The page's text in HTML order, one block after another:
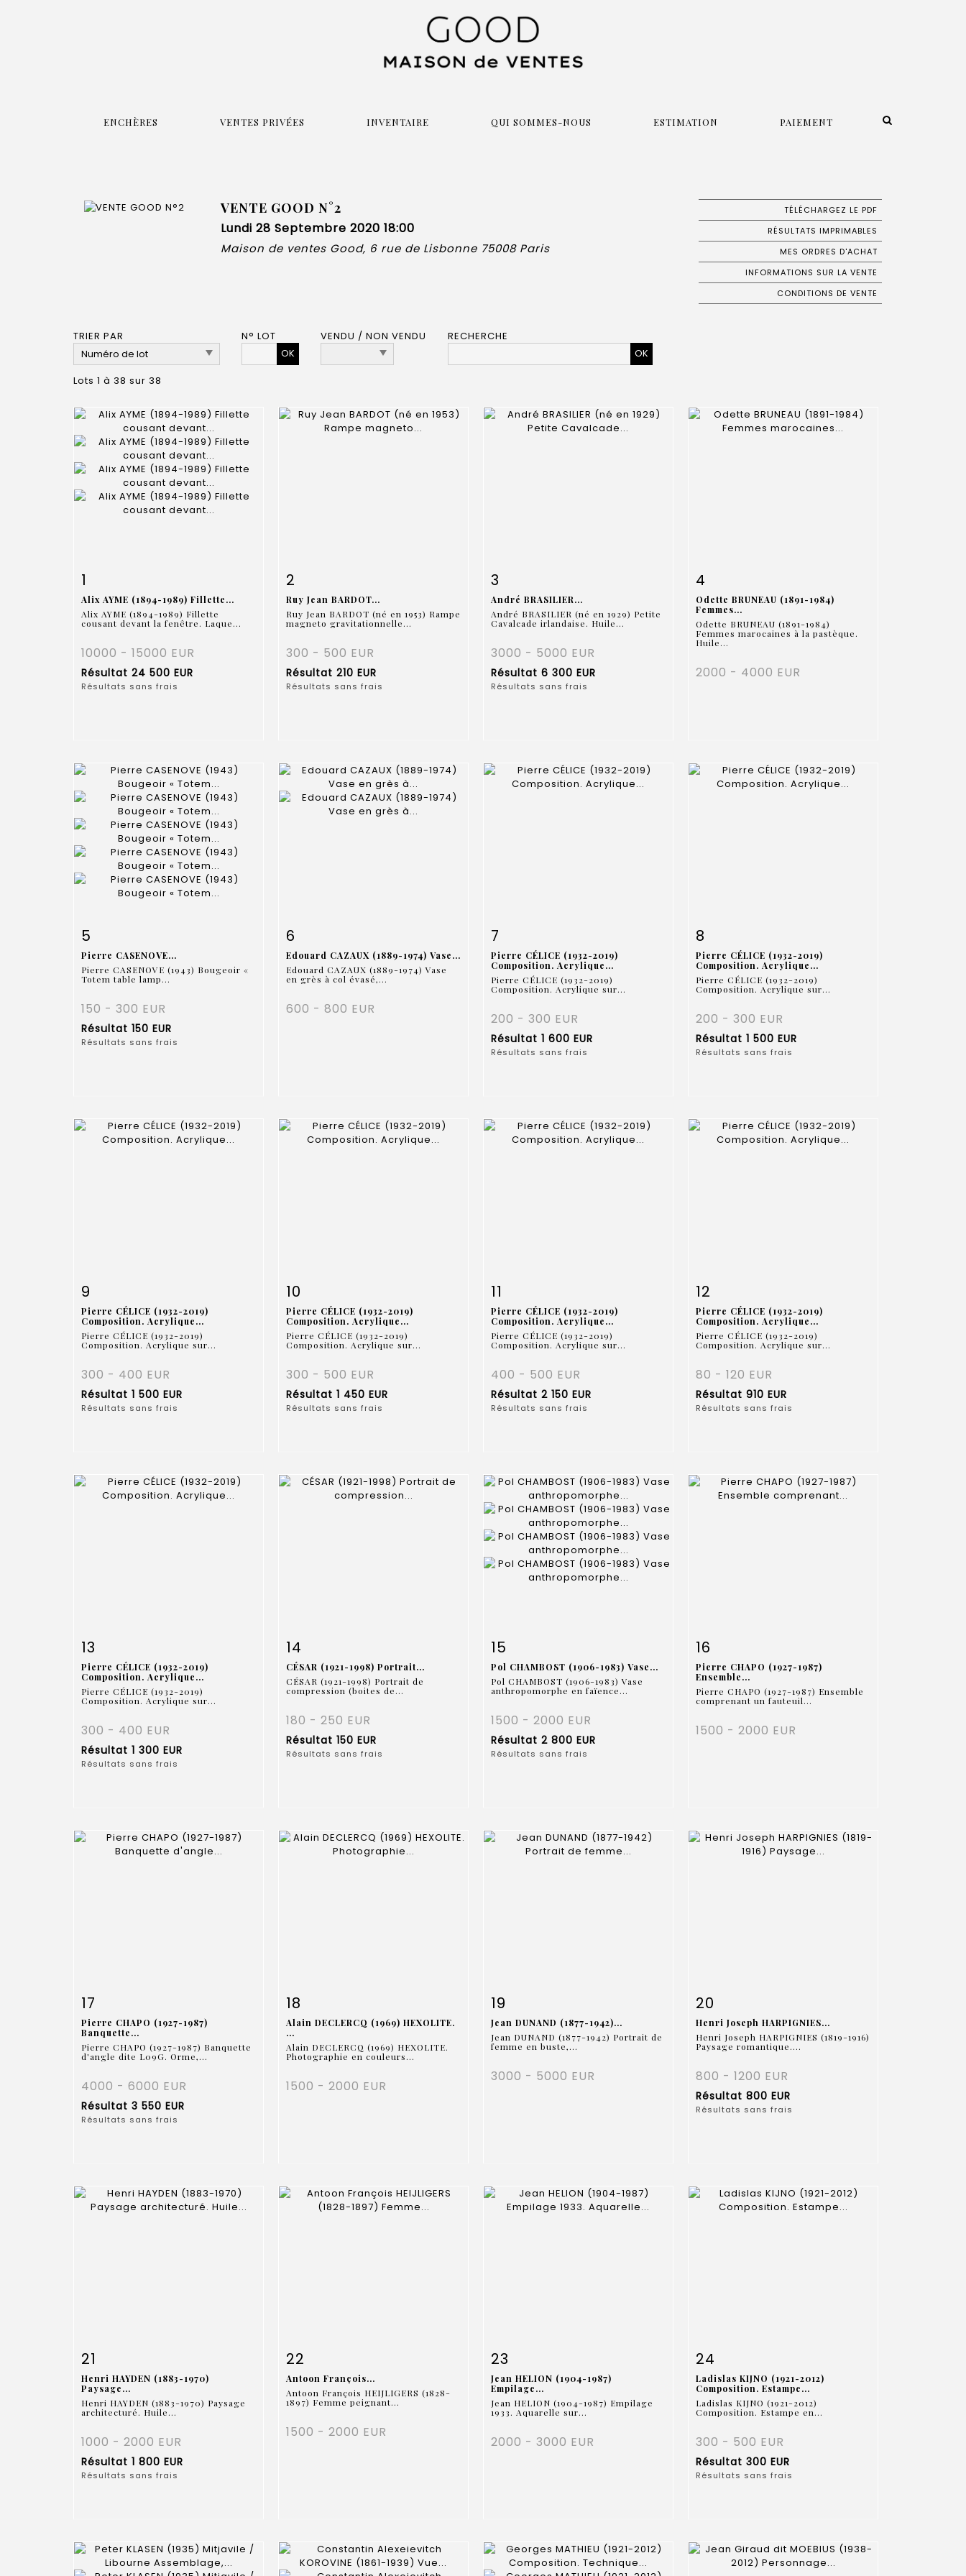
ENCHÈRES VENTES PRIVÉES INVENTAIRE QUI SOMMES-NOUS ESTIMATION PAIEMENT
VENTE GOOD N°2
Lundi 28 Septembre 2020 18:00
Maison de ventes Good, 6 rue de Lisbonne 75008 Paris
TÉLÉCHARGEZ LE PDF
RÉSULTATS IMPRIMABLES
MES ORDRES D'ACHAT
INFORMATIONS SUR LA VENTE
CONDITIONS DE VENTE
TRIER PAR
N° LOT
OK
VENDU / NON VENDU RECHERCHE
Lots 1 à 38 sur 38
1
Alix AYME (1894-1989) Fillette...
Alix AYME (1894-1989) Fillette
cousant devant la fenêtre. Laque...
10000 - 15000 EUR
Résultat 24 500 EUR
Résultats sans frais
Fiche détaillée
2
Ruy Jean BARDOT...
Ruy Jean BARDOT (né en 1953) Rampe
magneto gravitationnelle...
300 - 500 EUR
Résultat 210 EUR
Résultats sans frais
Fiche détaillée
3
André BRASILIER...
André BRASILIER (né en 1929) Petite
Cavalcade irlandaise. Huile...
3000 - 5000 EUR
Résultat 6 300 EUR
Résultats sans frais
Fiche détaillée
4
Odette BRUNEAU (1891-1984)
Femmes...
Odette BRUNEAU (1891-1984)
Femmes marocaines à la pastèque.
Huile...
2000 - 4000 EUR
Fiche détaillée
5
Pierre CASENOVE...
Pierre CASENOVE (1943) Bougeoir «
Totem table lamp...
150 - 300 EUR
Résultat 150 EUR
Résultats sans frais
Fiche détaillée
6
Edouard CAZAUX (1889-1974) Vase...
Edouard CAZAUX (1889-1974) Vase
en grès à col évasé,...
600 - 800 EUR
Fiche détaillée
7
Pierre CÉLICE (1932-2019)
Composition. Acrylique...
Pierre CÉLICE (1932-2019)
Composition. Acrylique sur...
200 - 300 EUR
Résultat 1 600 EUR
Résultats sans frais
Fiche détaillée
8
Pierre CÉLICE (1932-2019)
Composition. Acrylique...
Pierre CÉLICE (1932-2019)
Composition. Acrylique sur...
200 - 300 EUR
Résultat 1 500 EUR
Résultats sans frais
Fiche détaillée
9
Pierre CÉLICE (1932-2019)
Composition. Acrylique...
Pierre CÉLICE (1932-2019)
Composition. Acrylique sur...
300 - 400 EUR
Résultat 1 500 EUR
Résultats sans frais
Fiche détaillée
10
Pierre CÉLICE (1932-2019)
Composition. Acrylique...
Pierre CÉLICE (1932-2019)
Composition. Acrylique sur...
300 - 500 EUR
Résultat 1 450 EUR
Résultats sans frais
Fiche détaillée
11
Pierre CÉLICE (1932-2019)
Composition. Acrylique...
Pierre CÉLICE (1932-2019)
Composition. Acrylique sur...
400 - 500 EUR
Résultat 2 150 EUR
Résultats sans frais
Fiche détaillée
12
Pierre CÉLICE (1932-2019)
Composition. Acrylique...
Pierre CÉLICE (1932-2019)
Composition. Acrylique sur...
80 - 120 EUR
Résultat 910 EUR
Résultats sans frais
Fiche détaillée
13
Pierre CÉLICE (1932-2019)
Composition. Acrylique...
Pierre CÉLICE (1932-2019)
Composition. Acrylique sur...
300 - 400 EUR
Résultat 1 300 EUR
Résultats sans frais
Fiche détaillée
14
CÉSAR (1921-1998) Portrait...
CÉSAR (1921-1998) Portrait de
compression (boites de...
180 - 250 EUR
Résultat 150 EUR
Résultats sans frais
Fiche détaillée
15
Pol CHAMBOST (1906-1983) Vase...
Pol CHAMBOST (1906-1983) Vase
anthropomorphe en faïence...
1500 - 2000 EUR
Résultat 2 800 EUR
Résultats sans frais
Fiche détaillée
16
Pierre CHAPO (1927-1987)
Ensemble...
Pierre CHAPO (1927-1987) Ensemble
comprenant un fauteuil...
1500 - 2000 EUR
Fiche détaillée
17
Pierre CHAPO (1927-1987)
Banquette...
Pierre CHAPO (1927-1987) Banquette
d'angle dite L09G. Orme,...
4000 - 6000 EUR
Résultat 3 550 EUR
Résultats sans frais
Fiche détaillée
18
Alain DECLERCQ (1969) HEXOLITE.
...
Alain DECLERCQ (1969) HEXOLITE.
Photographie en couleurs...
1500 - 2000 EUR
Fiche détaillée
19
Jean DUNAND (1877-1942)...
Jean DUNAND (1877-1942) Portrait de
femme en buste,...
3000 - 5000 EUR
Fiche détaillée
20
Henri Joseph HARPIGNIES...
Henri Joseph HARPIGNIES (1819-1916)
Paysage romantique....
800 - 1200 EUR
Résultat 800 EUR
Résultats sans frais
Fiche détaillée
21
Henri HAYDEN (1883-1970)
Paysage...
Henri HAYDEN (1883-1970) Paysage
architecturé. Huile...
1000 - 2000 EUR
Résultat 1 800 EUR
Résultats sans frais
Fiche détaillée
22
Antoon François...
Antoon François HEIJLIGERS (1828-
1897) Femme peignant...
1500 - 2000 EUR
Fiche détaillée
23
Jean HELION (1904-1987)
Empilage...
Jean HELION (1904-1987) Empilage
1933. Aquarelle sur...
2000 - 3000 EUR
Fiche détaillée
24
Ladislas KIJNO (1921-2012)
Composition. Estampe...
Ladislas KIJNO (1921-2012)
Composition. Estampe en...
300 - 500 EUR
Résultat 300 EUR
Résultats sans frais